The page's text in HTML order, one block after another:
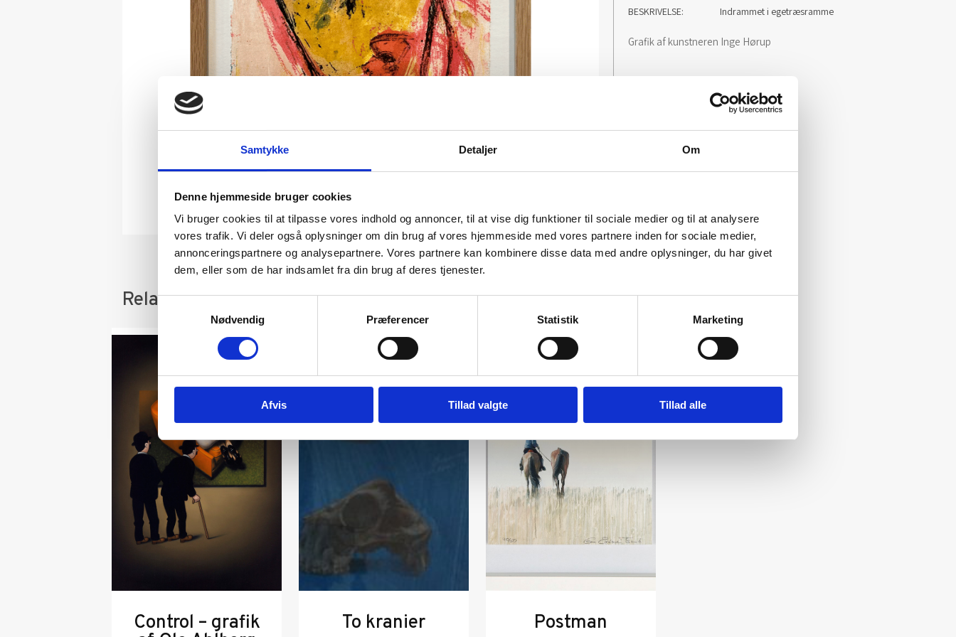
Samtykke Detaljer Om
Denne hjemmeside bruger cookies
Vi bruger cookies til at tilpasse vores indhold og annoncer, til at vise dig funktioner til sociale medier og til at analysere
vores trafik. Vi deler også oplysninger om din brug af vores hjemmeside med vores partnere inden for sociale medier,
annonceringspartnere og analysepartnere. Vores partnere kan kombinere disse data med andre oplysninger, du har givet
dem, eller som de har indsamlet fra din brug af deres tjenester.
Nødvendig
Præferencer Statistik Marketing
Afvis Tillad valgte Tillad alle
BESKRIVELSE Indrammet i egetræsramme
Grafik af kunstneren Inge Hørup
Relaterede varer
Control – grafik To kranier Postman